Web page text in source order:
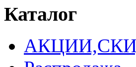
Каталог